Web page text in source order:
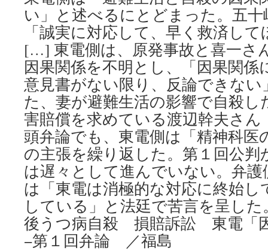
い」と述べるにとどまった。五
「誠実に対応して、早く救済し
[…] 東電側は、原発事故と喜一さ
因果関係を不明とし、「因果関係
意見書がない限り、反論できな
た、妻が避難生活の影響で自殺
害賠償を求めている渡辺幹夫さん
頭弁論でも、東電側は「精神科医
の主張を繰り返した。第１回公判
は遅々として進んでいない。弁護
は「東電は消極的な対応に終始し
している」と法廷で苦言を呈し
後うつ病自殺 損賠訴訟 東電「
−第１回弁論 ／福島